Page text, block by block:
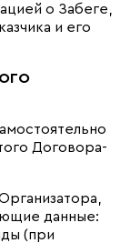
о Забеге,
и его
Договора-
данные:
(при